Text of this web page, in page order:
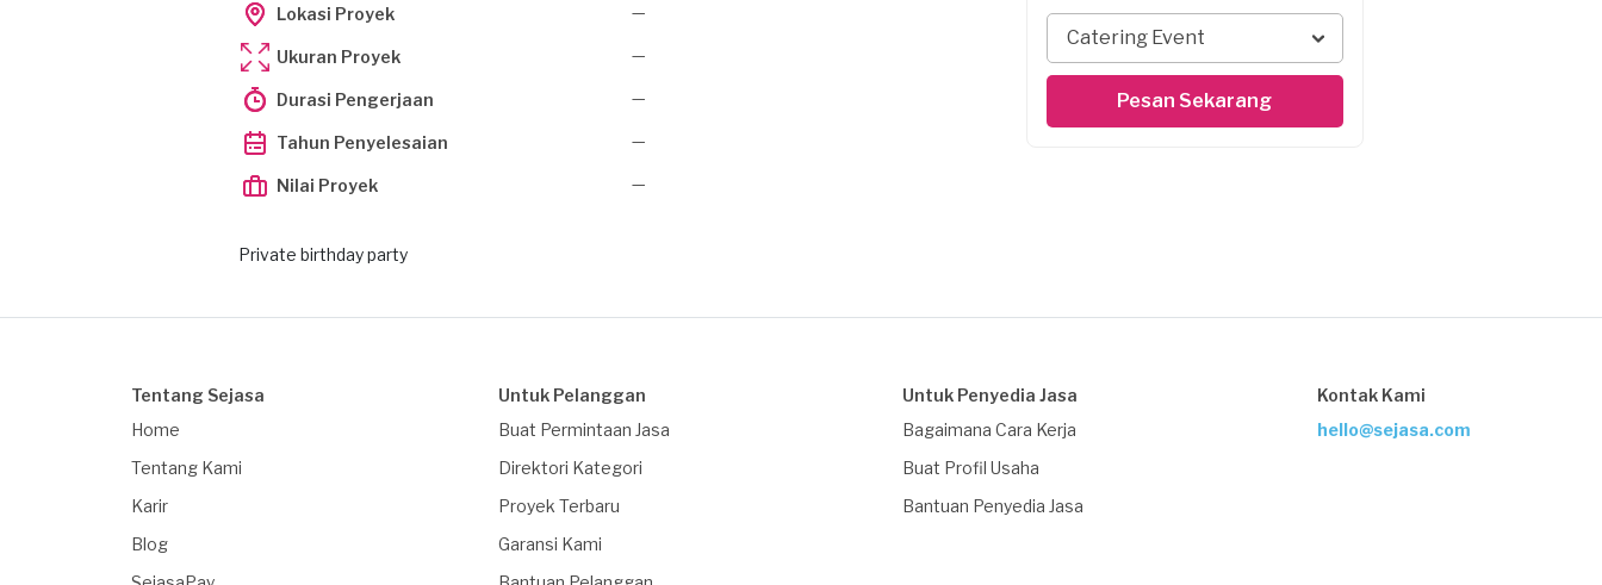
Lokasi Proyek —
Ukuran Proyek —
Durasi Pengerjaan —
Tahun Penyelesaian —
Nilai Proyek —
Private birthday party
Catering Event
Pesan Sekarang
Tentang Sejasa
Home
Tentang Kami
Karir
Blog
Untuk Pelanggan
Buat Permintaan Jasa
Direktori Kategori
Proyek Terbaru
Garansi Kami
Untuk Penyedia Jasa
Bagaimana Cara Kerja
Buat Profil Usaha
Bantuan Penyedia Jasa
Kontak Kami
hello@sejasa.com